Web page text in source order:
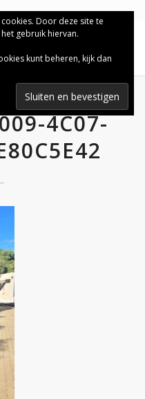
4C07-
Door deze site te
gebruik hiervan.
kunt beheren, kijk dan